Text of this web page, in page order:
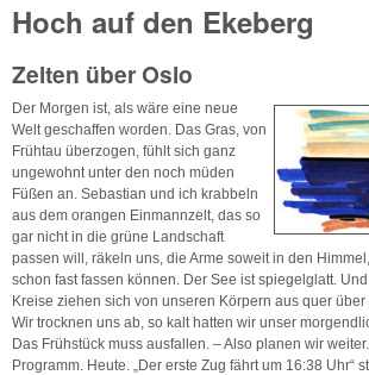
Hoch auf den Ekeberg
Zelten über Oslo
Der Morgen ist, als wäre eine neue
Welt geschaffen worden. Das Gras, von
Frühtau überzogen, fühlt sich ganz
ungewohnt unter den noch müden
Füßen an. Sebastian und ich krabbeln
aus dem orangen Einmannzelt, das so
gar nicht in die grüne Landschaft
passen will, räkeln uns, die Arme soweit in den
schon fast fassen können. Der See ist spiegelglatt.
Kreise ziehen sich von unseren Körpern aus quer über
Wir trocknen uns ab, so kalt hatten wir unser
Das Frühstück muss ausfallen. – Also planen wir
Programm. Heute. „Der erste Zug fährt um 16:38 Uhr“